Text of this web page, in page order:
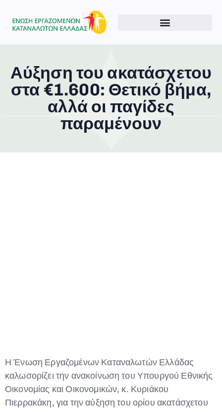
Αύξηση του ακατάσχετου
στα €1.600: Θετικό βήμα,
αλλά οι παγίδες
παραμένουν
Η Ένωση Εργαζομένων Καταναλωτών Ελλάδας
καλωσορίζει την ανακοίνωση του Υπουργού Εθνικής
Οικονομίας και Οικονομικών, κ. Κυριάκου
Πιερρακάκη, για την αύξηση του ορίου ακατάσχετου